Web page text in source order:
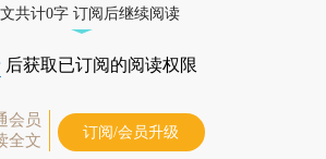
共计0字 订阅后继续阅读
后获取已订阅的阅读权限
会员
全文
订阅/会员升级